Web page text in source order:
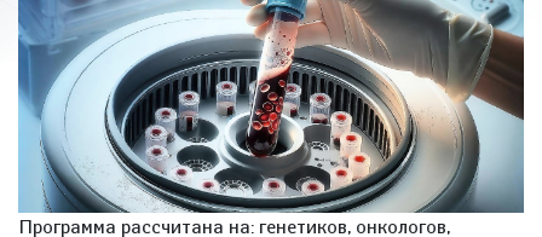
Программа рассчитана на: генетиков, онкологов,